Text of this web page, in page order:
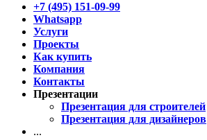
+7 (495) 151-09-99
Whatsapp
Услуги
Проекты
Как купить
Компания
Контакты
Презентации
Презентация для строителей
Презентация для дизайнеров
...